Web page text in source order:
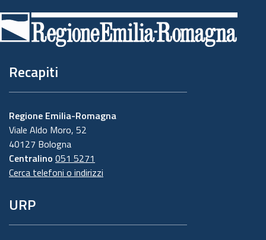
di
pagina
Recapiti
Regione Emilia-Romagna
Viale Aldo Moro, 52
40127 Bologna
Centralino 051 5271
Cerca telefoni o indirizzi
URP